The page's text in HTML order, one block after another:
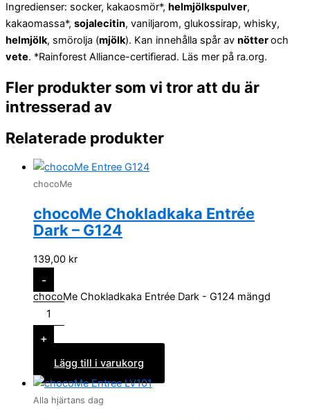
Ingredienser: socker, kakaosmör*, helmjölkspulver,
kakaomassa*, sojalecitin, vaniljarom, glukossirap, whisky,
helmjölk, smörolja (mjölk). Kan innehålla spår av nötteroch
vete. *Rainforest Alliance-certifierad. Läs mer på ra.org.
Fler produkter som vi tror att du är
intresserad av
Relaterade produkter
chocoMe
chocoMe Chokladkaka Entrée
Dark – G124
139,00 kr
-
chocoMe Chokladkaka Entrée Dark - G124 mängd
+
Lägg till i varukorg
Alla hjärtans dag